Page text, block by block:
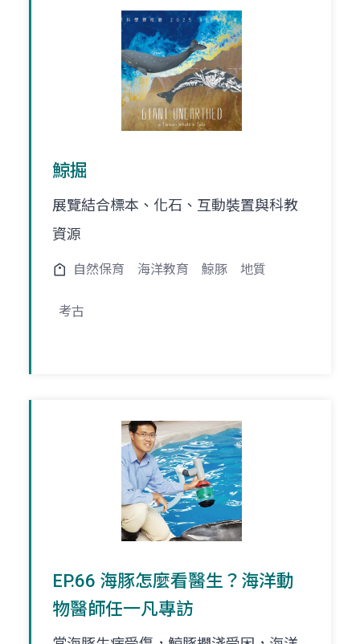
鯨掘
展覽結合標本、化石、互動裝置與科教
資源
自然保育 海洋教育 鯨豚 地質
考古
EP.66 海豚怎麼看醫生？海洋動
物醫師任一凡專訪